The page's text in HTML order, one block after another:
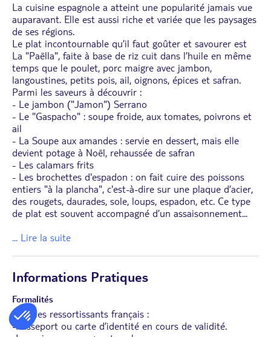
La cuisine espagnole a atteint une popularité jamais vue
auparavant. Elle est aussi riche et variée que les paysages
de ses régions.
Le plat incontournable qu’il faut goûter et savourer est
La "Paëlla", faite à base de riz cuit dans l’huile en même
temps que le poulet, porc maigre avec jambon,
langoustines, petits pois, ail, oignons, épices et safran.
Parmi les saveurs à découvrir :
- Le jambon ("Jamon") Serrano
- Le "Gaspacho" : soupe froide, aux tomates, poivrons et
ail
- La Soupe aux amandes : servie en dessert, mais elle
devient potage à Noël, rehaussée de safran
- Les calamars frits
- Les brochettes d'espadon : on fait cuire des poissons
entiers "à la plancha", c'est-à-dire sur une plaque d’acier,
des rougets, daurades, sole, loups, espadon, etc. Ce type
de plat est souvent accompagné d’un assaisonnement...
... Lire la suite
Informations Pratiques
Formalités
Pour les ressortissants français :
-Passeport ou carte d’identité en cours de validité.